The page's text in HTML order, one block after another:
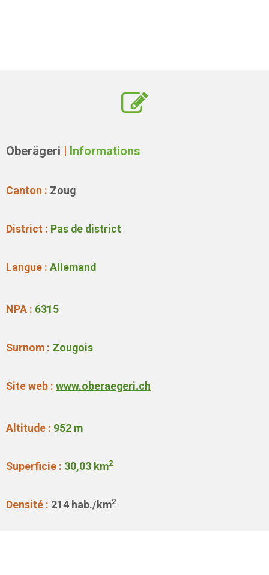
Oberägeri Informations
Canton : Zoug
District : Pas de district
Langue : Allemand
NPA : 6315
Surnom : Zougois
Site web : www.oberaegeri.ch
Altitude : 952 m
Superficie : 30,03 km2
Densité : 214 hab./km2